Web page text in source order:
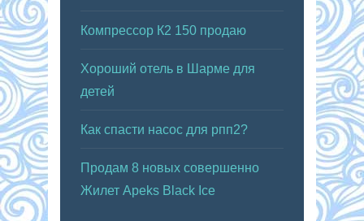
Компрессор К2 150 продаю
Хороший отель в Шарме для
детей
Как спасти насос для рпп2?
Продам 8 новых совершенно
Жилет Apeks Black Ice